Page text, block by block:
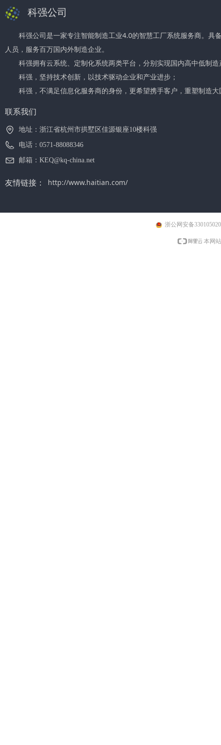
科强公司
科强公司是一家专注智能制造工业4.0的智慧工厂系统服务商。具
人员，服务百万国内外制造企业。
科强拥有云系统、定制化系统两类平台，分别实现国内高中低制造
科强，坚持技术创新，以技术驱动企业和产业进步；
科强，不满足信息化服务商的身份，更希望携手客户，重塑制造大
联系我们
地址： 浙江省杭州市拱墅区佳源银座10楼科强
电话： 0571-88088346
邮箱： KEQ@kq-china.net
友情链接： http://www.haitian.com/
浙公网安备
本网